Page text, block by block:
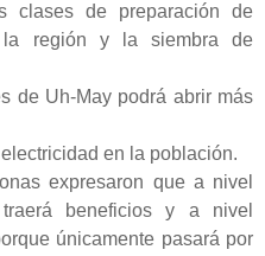
clases de preparación de
la región y la siembra de
de Uh-May podrá abrir más
en la población.
expresaron que a nivel
beneficios y a nivel
únicamente pasará por